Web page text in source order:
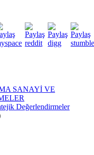
SANAYİ VE
Değerlendirmeler